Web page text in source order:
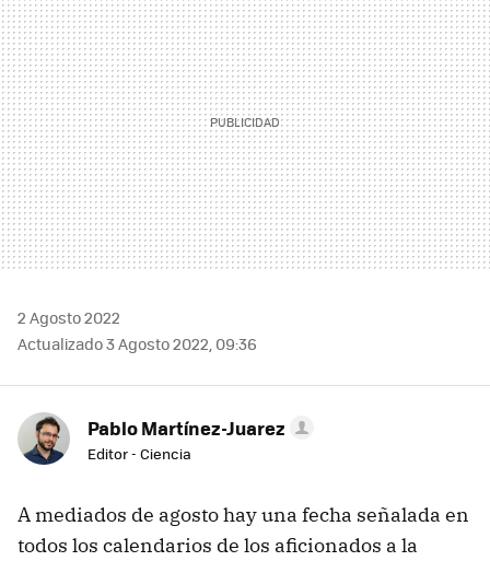
2 Agosto 2022
Actualizado 3 Agosto 2022, 09:36
Pablo Martínez-Juarez
Editor - Ciencia
A mediados de agosto hay una fecha señalada en
todos los calendarios de los aficionados a la